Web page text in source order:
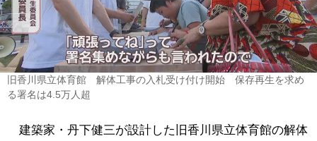
旧香川県立体育館 解体工事の入札受け付け開始 保存再生を求め
る署名は4.5万人超
建築家・丹下健三が設計した旧香川県立体育館の解体